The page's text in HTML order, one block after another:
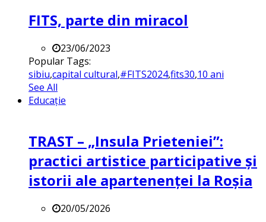
FITS, parte din miracol
23/06/2023
Popular Tags:
sibiu,capital cultural,#FITS2024,fits30,10 ani
See All
Educație
TRAST – „Insula Prieteniei”:
practici artistice participative și
istorii ale apartenenței la Roșia
20/05/2026